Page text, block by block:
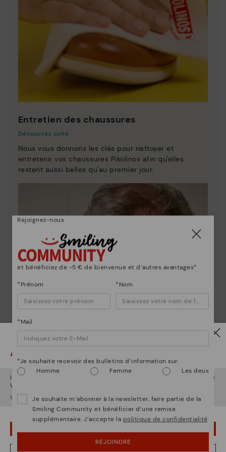
Entretien des chaussures
Découvrez suite
Nous vous donnons les clés pour nettoyer et
entretenir vos chaussures Pikolinos afin qu'elles
restent aussi belles qu'au premier jour.
La nature de Pikolinos
Attention !
Il semble que vous êtes enÉtats-Unis
et vous allez accéder au site
Web de
Voulez-vous aller sur le site Web deÉtats-Unis?
Rejoignez-nous
et bénéficiez de -5 € de bienvenue et d’autres avantages*
*Prénom *Nom
*Mail
*Je souhaite recevoir des bulletins d’information sur:
Homme
Femme Les deux
Je souhaite m’abonner à la newsletter, faire partie de la
Smiling Community et bénéficier d’une remise
supplémentaire. J’accepte la politique de confidentialité
REJOINDRE